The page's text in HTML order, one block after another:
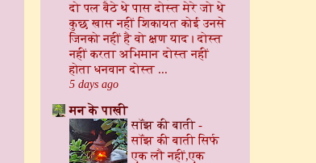
दो पल बैठे थे पास दोस्त मेरे जो थे
कुछ खास नहीं शिकायत कोई उनसे
जिनको नहीं है वो क्षण याद। दोस्त
नहीं करता अभिमान दोस्त नहीं
होता धनवान दोस्त ...
5 days ago
मन के पाखी
सॉंझ की बाती-
सॉंझ की बाती ​ सिर्फ
एक लौ नहीं, ​एक